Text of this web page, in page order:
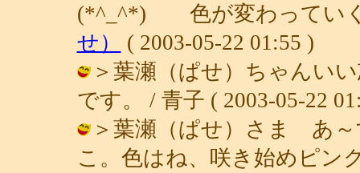
(*^_^*) 色が変わってい
せ）
( 2003-05-22 01:55 )
＞葉瀬（ぱせ）ちゃんい
です。 / 青子 ( 2003-05-22
＞葉瀬（ぱせ）さま あ～
こ。色はね、咲き始めピン